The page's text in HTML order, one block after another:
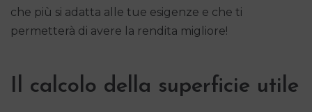
che più si adatta alle tue esigenze e che ti
permetterà di avere la rendita migliore!
Il calcolo della superficie utile